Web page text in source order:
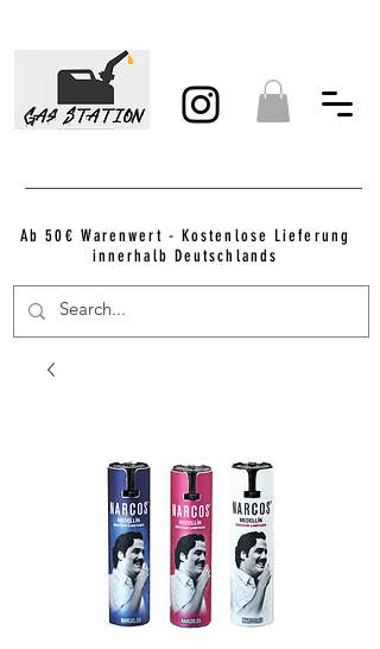
Ab 50€ Warenwert - Kostenlose Lieferung
innerhalb Deutschlands